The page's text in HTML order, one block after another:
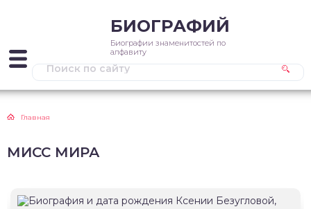
БИОГРАФИЙ
Биографии знаменитостей по
алфавиту
Главная
МИСС МИРА